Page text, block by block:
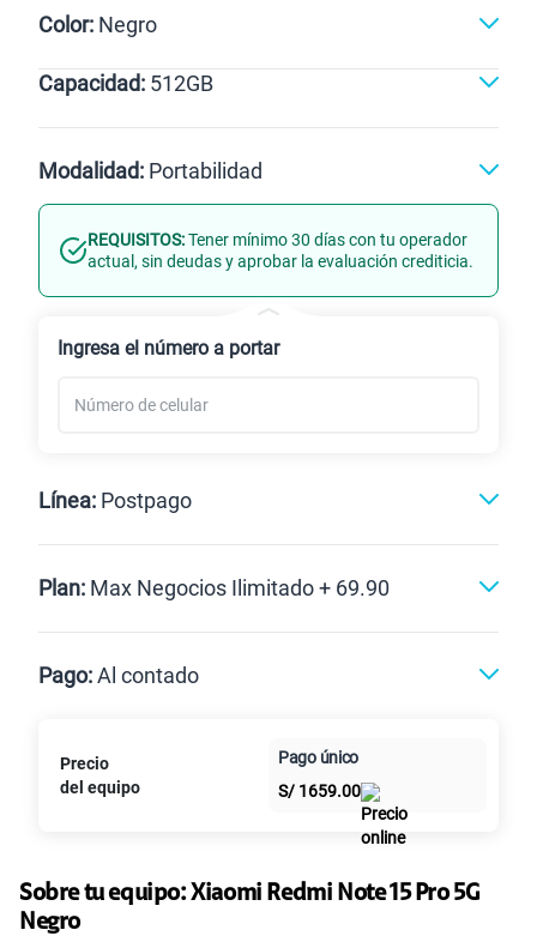
Color: Negro
Negro
Capacidad: 512GB
512GB
Modalidad: Portabilidad
Línea Nueva Portabilidad
REQUISITOS:Tener mínimo 30 días con tu operador
actual, sin deudas y aprobar la evaluación crediticia.
Ingresa el número a portar
Línea: Postpago
Plan: Max Negocios Ilimitado + 69.90
Paga solo
125GBen alta velocidad
79.90
50% dto. x 6 meses
Paga solo
S/ 95.90 S/47.95
Pago:Al contado
Al contado Cuotas Claro
Precio
del equipo
Pago único
S/ 1659.00
Sobre tu equipo:Xiaomi Redmi Note 15 Pro 5G
Negro